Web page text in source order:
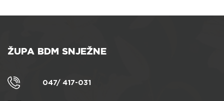
ŽUPA BDM SNJEŽNE
047/ 417-031